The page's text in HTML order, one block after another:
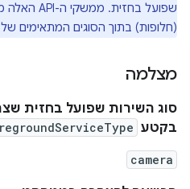
שפועל בחזית. ממשקי ה-API האלה מפורטים בקטעים
(חלופות) בתוך הסוגים המתאימים
מצלמה
סוג השירות שפועל בחזית
בקטע
camera